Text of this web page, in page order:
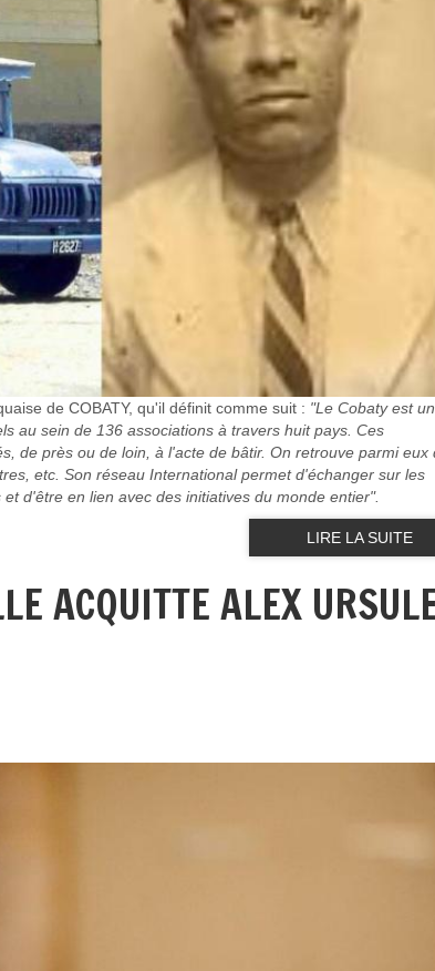
de COBATY, qu'il définit comme suit : "Le Cobaty est
au sein de 136 associations à travers huit pays. Ces
de près ou de loin, à l'acte de bâtir. On retrouve parmi eux
etc. Son réseau International permet d'échanger sur les
d'être en lien avec des initiatives du monde entier".
LIRE LA SUITE
ACQUITTE ALEX